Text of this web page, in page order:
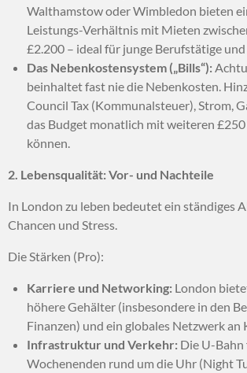
Walthamstow oder Wimbledon bieten
Leistungs-Verhältnis mit Mieten
£2.200 – ideal für junge Berufstätige und
Das Nebenkostensystem („Bills“):
beinhaltet fast nie die Nebenkosten.
Council Tax (Kommunalsteuer), Strom,
das Budget monatlich mit weiteren
können.
2. Lebensqualität: Vor- und Nachteile
In London zu leben bedeutet ein ständiges
Chancen und Stress.
Die Stärken (Pro):
Karriere und Networking: London
höhere Gehälter (insbesondere in den
Finanzen) und ein globales Netzwerk an
Infrastruktur und Verkehr: Die U-Bahn
Wochenenden rund um die Uhr (Night